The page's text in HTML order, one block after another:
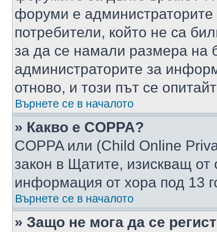
форуми е администраторите
потребители, който не са
за да се намали размера на
администраторите за
отново, и този път се
Върнете се в началото
» Какво е COPPA?
COPPA или (Child Online
закон в Щатите, изискващ от
информация от хора под 13
Върнете се в началото
» Защо не мога да се